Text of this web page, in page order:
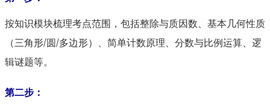
按知识模块梳理考点范围，包括整除与质因数、基本几何性质
（三角形/圆/多边形）、简单计数原理、分数与比例运算、逻
辑谜题等。
第二步：